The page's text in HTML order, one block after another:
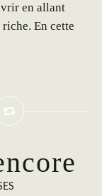
en allant
En cette